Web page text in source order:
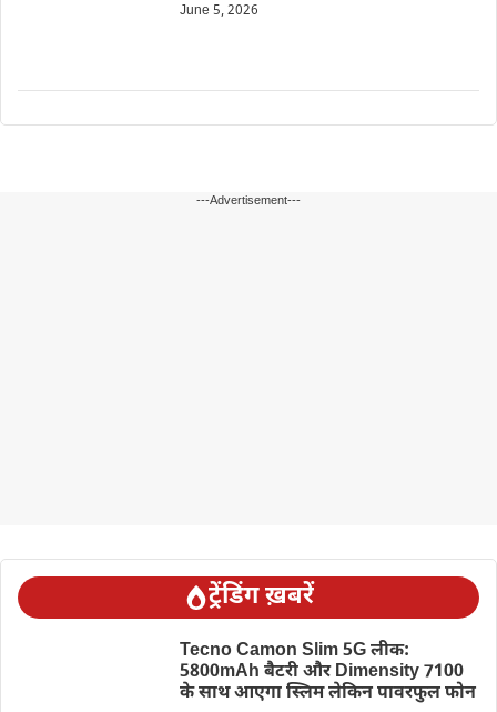
June 5, 2026
---Advertisement---
ट्रेंडिंग ख़बरें
Tecno Camon Slim 5G लीक:
5800mAh बैटरी और Dimensity 7100
के साथ आएगा स्लिम लेकिन पावरफुल फोन